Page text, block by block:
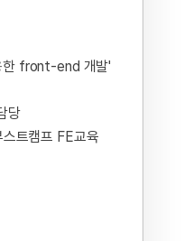
한 front-end 개발'
당
트캠프 FE교육